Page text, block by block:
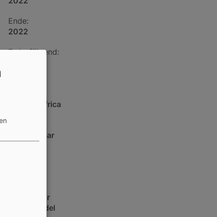
Ende:
2022
Federführend:
Eastern Africa
Madagascar
Aquakultur
Klimawandel